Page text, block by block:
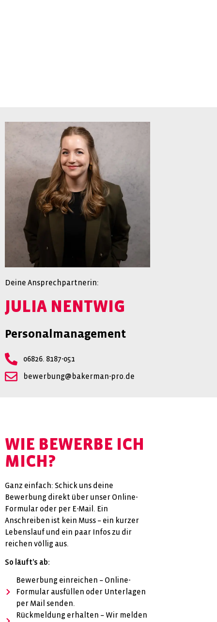
Deine Ansprechpartnerin:
JULIA NENTWIG
Personalmanagement
06826. 8187-051
bewerbung@bakerman-pro.de
WIE BEWERBE ICH
MICH?
Ganz einfach: Schick uns deine
Bewerbung direkt über unser Online-
Formular oder per E-Mail. Ein
Anschreiben ist kein Muss – ein kurzer
Lebenslauf und ein paar Infos zu dir
reichen völlig aus.
So läuft’s ab:
Bewerbung einreichen – Online-
Formular ausfüllen oder Unterlagen
per Mail senden.
Rückmeldung erhalten – Wir melden